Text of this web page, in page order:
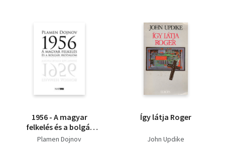
1956 - A magyar
felkelés és a bolgár
irodalom - Dedikált
Plamen Dojnov
Így látja Roger
John Updike